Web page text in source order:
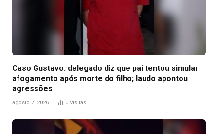
Caso Gustavo: delegado diz que pai tentou simular
afogamento após morte do filho; laudo apontou
agressões
agosto 7, 2026 0 Visitas